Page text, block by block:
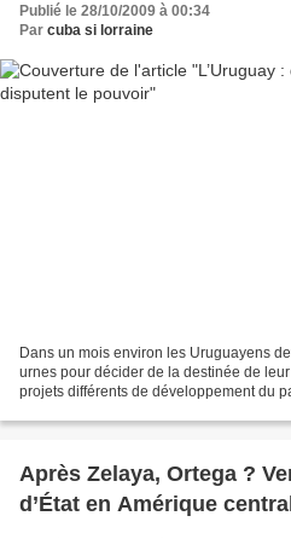
Publié le 28/10/2009 à 00:34
Par cuba si lorraine
Dans un mois environ les Uruguayens
urnes pour décider de la destinée de
projets différents de développement du
Après Zelaya, Ortega ?
d’État en Amérique